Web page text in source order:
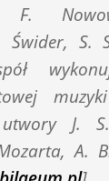
F.
Świder, S.
J.
A.